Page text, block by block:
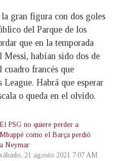
gran figura con dos goles
del Parque de los
que en la temporada
habían sido dos de
francés que
League. Habrá que esperar
o queda en el olvido.
El PSG no quiere perder a
Mbappé como el Barça perdió
a Neymar
sábado, 21 agosto 2021 7:07 AM